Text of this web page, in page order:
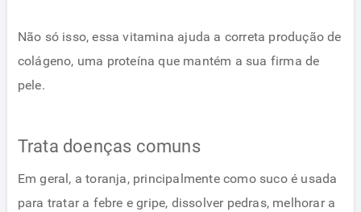
Não só isso, essa vitamina ajuda a correta produção de
colágeno, uma proteína que mantém a sua firma de
pele.
Trata doenças comuns
Em geral, a toranja, principalmente como suco é usada
para tratar a febre e gripe, dissolver pedras, melhorar a